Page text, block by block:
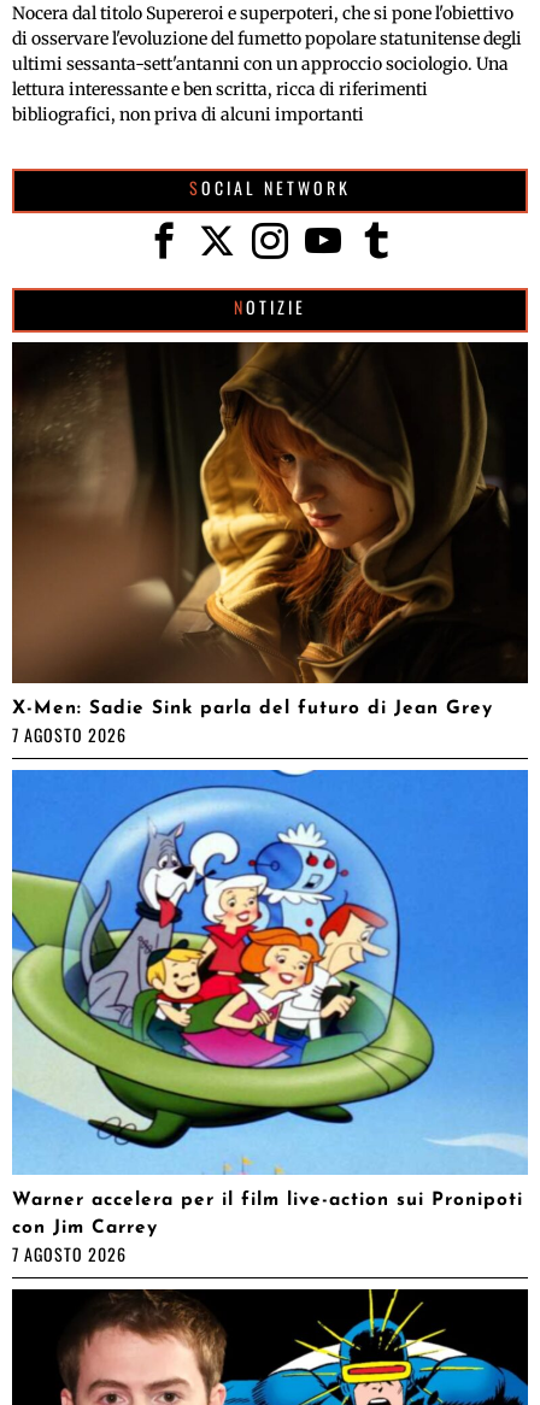
Nocera dal titolo Supereroi e superpoteri, che si pone l'obiettivo
di osservare l'evoluzione del fumetto popolare statunitense degli
ultimi sessanta-sett'antanni con un approccio sociologio. Una
lettura interessante e ben scritta, ricca di riferimenti
bibliografici, non priva di alcuni importanti
SOCIAL NETWORK
NOTIZIE
X-Men: Sadie Sink parla del futuro di Jean Grey
7 AGOSTO 2026
Warner accelera per il film live-action sui Pronipoti
con Jim Carrey
7 AGOSTO 2026